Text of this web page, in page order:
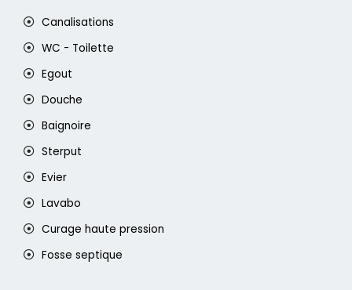
Canalisations
WC - Toilette
Egout
Douche
Baignoire
Sterput
Evier
Lavabo
Curage haute pression
Fosse septique